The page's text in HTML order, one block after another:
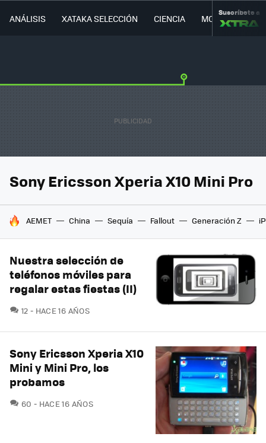
ANÁLISIS XATAKA SELECCIÓN CIENCIA MOVILIDAD
Suscríbete a
Sony Ericsson Xperia X10 Mini Pro
HOY SE HABLA DE
AEMET China Sequía Fallout Generación Z
Nuestra selección de
teléfonos móviles para
regalar estas fiestas (II)
12 COMENTARIOS
HACE 16 AÑOS
Sony Ericsson Xperia X10
Mini y Mini Pro, los
probamos
60 COMENTARIOS
HACE 16 AÑOS